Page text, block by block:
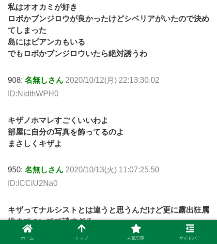
私はオオカミが好き
ロボかブンジロウが良かったけどシベリアがいたので決め
てしまった
島にはビアンカもいる
でもロボかブンジロウいたら絶対誘うわ
908: 名無しさん 2020/10/12(月) 22:13:30.02
ID:NidthWPH0
キザノホマレすごくいいわよ
部屋に自分の写真を飾ってるのよ
まさしくキザよ
950: 名無しさん 2020/10/13(火) 11:07:25.50
ID:lCCiU2Na0
キザってナルシストとは違うと思うんだけど更に露出狂属
性までついてて謎すぎるw
もう慣れたので大好きです
ホーム トップ 人気記事 サイドバー